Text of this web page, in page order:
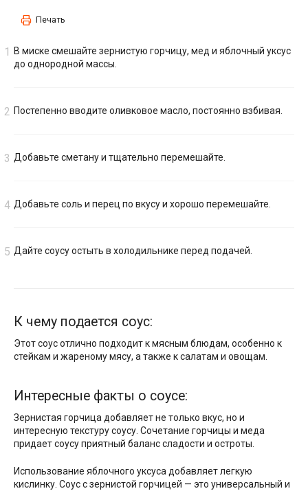
Печать
В миске смешайте зернистую горчицу, мед и яблочный уксус
до однородной массы.
Постепенно вводите оливковое масло, постоянно взбивая.
Добавьте сметану и тщательно перемешайте.
Добавьте соль и перец по вкусу и хорошо перемешайте.
Дайте соусу остыть в холодильнике перед подачей.
К чему подается соус:
Этот соус отлично подходит к мясным блюдам, особенно к
стейкам и жареному мясу, а также к салатам и овощам.
Интересные факты о соусе:
Зернистая горчица добавляет не только вкус, но и
интересную текстуру соусу. Сочетание горчицы и меда
придает соусу приятный баланс сладости и остроты.
Использование яблочного уксуса добавляет легкую
кислинку. Соус с зернистой горчицей — это универсальный и